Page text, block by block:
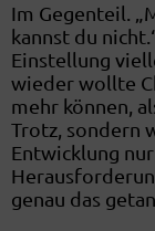
Im Gegenteil.
kannst du
Einstellung
wieder wollte
mehr können,
Trotz, sondern
Entwicklung
genau das